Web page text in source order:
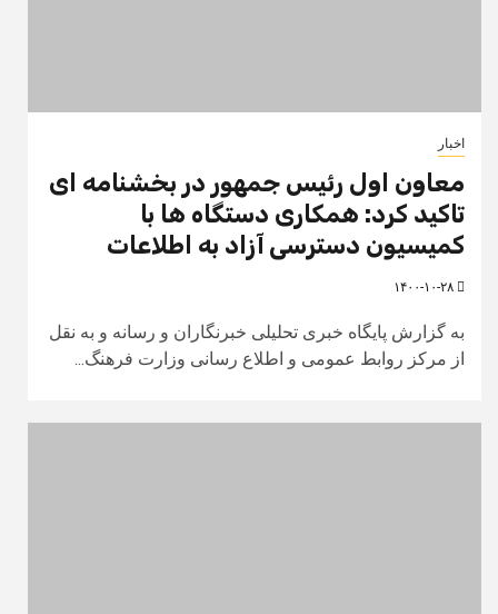
اخبار
معاون اول رئیس جمهور در بخشنامه ای
تاکید کرد: همکاری دستگاه ها با
کمیسیون دسترسی آزاد به اطلاعات
به گزارش پایگاه خبری تحلیلی خبرنگاران و رسانه و به نقل
از مرکز روابط عمومی و اطلاع رسانی وزارت فرهنگ...